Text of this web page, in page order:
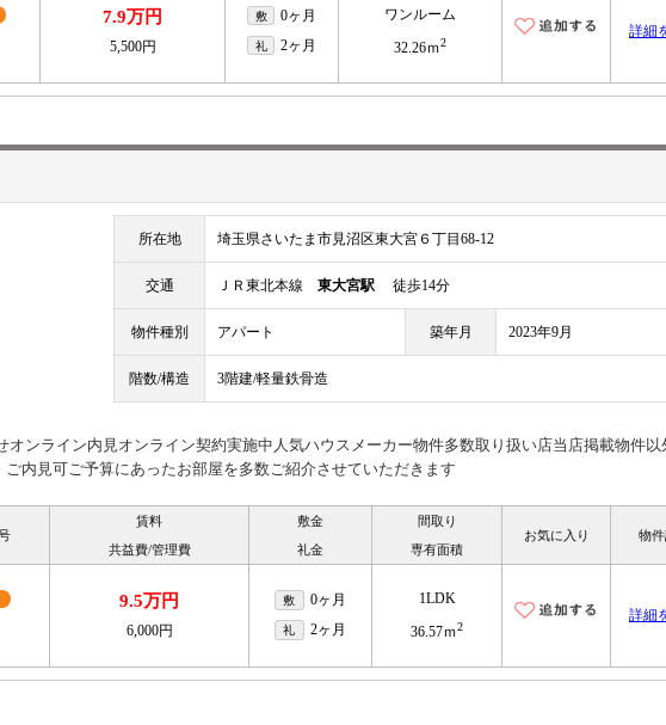
7.9万円
5,500円
敷 0ヶ月
礼 2ヶ月
ワンルーム
32.26ｍ2
詳細
所在地 埼玉県さいたま市見沼区東大宮６丁目68-12
交通 ＪＲ東北本線 東大宮駅 徒歩14分
物件種別 アパート 築年月 2023年9月
階数/構造 3階建/軽量鉄骨造
オンライン内見オンライン契約実施中人気ハウスメーカー物件多数取り扱い店当店掲載物件以
ご内見可ご予算にあったお部屋を多数ご紹介させていただきます
賃料
共益費/管理費
敷金
礼金
間取り
専有面積
お気に入り 物
9.5万円
6,000円
敷 0ヶ月
礼 2ヶ月
1LDK
36.57ｍ2
詳細